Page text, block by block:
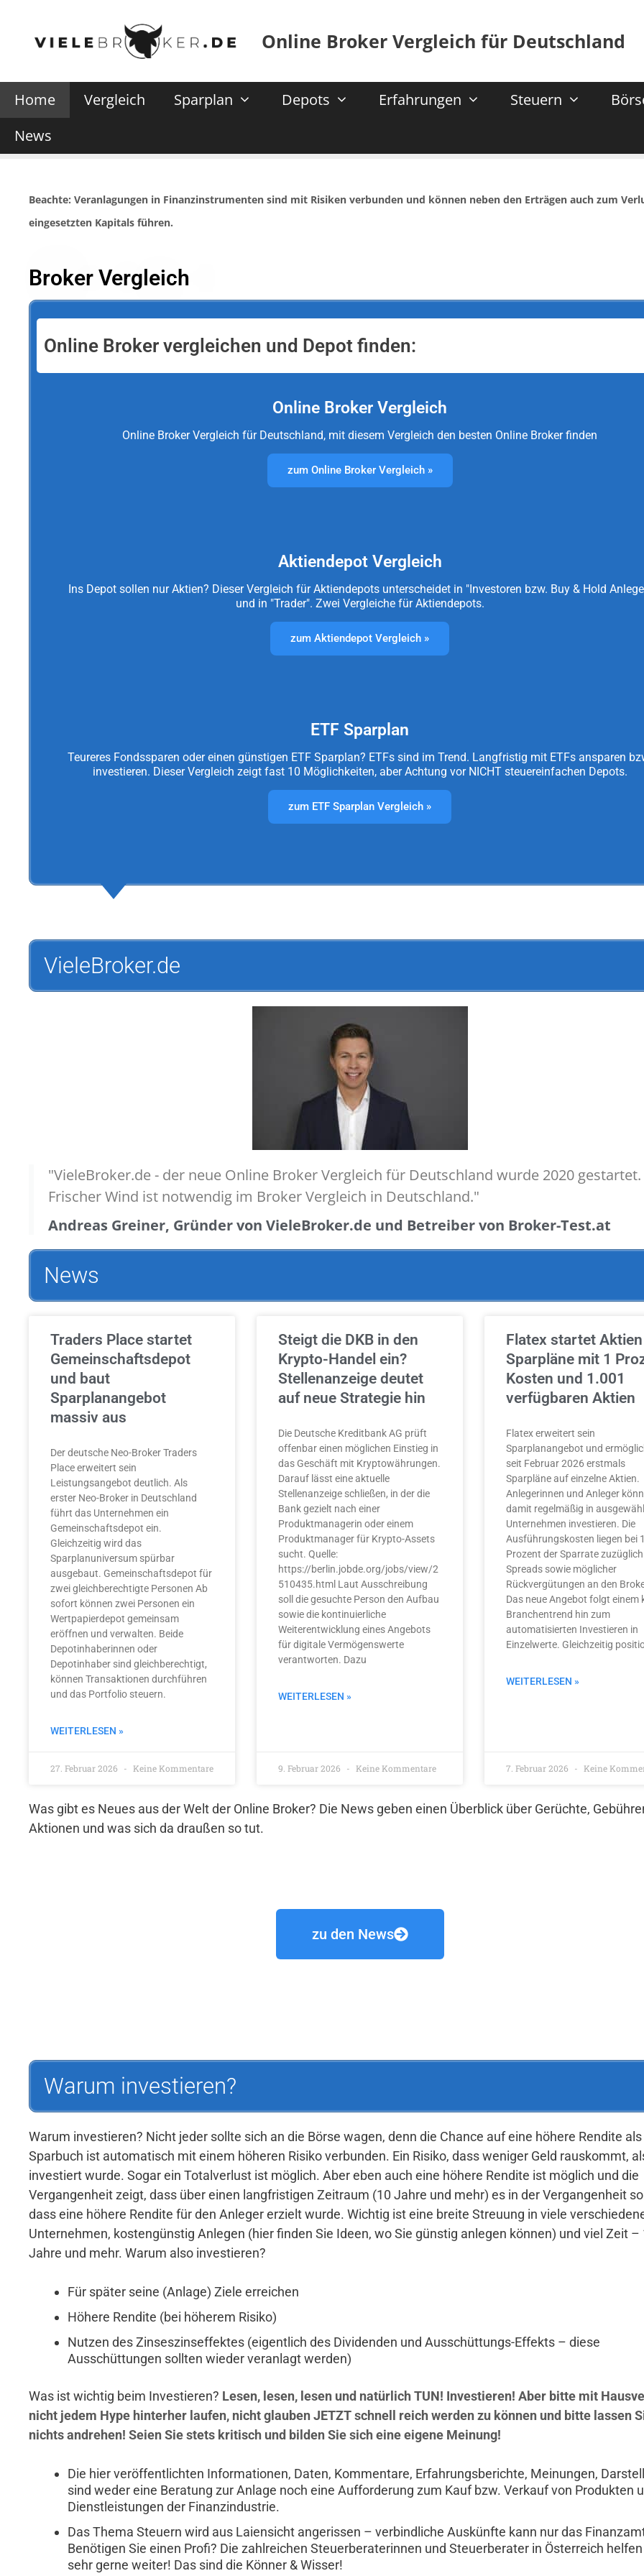
Online Broker Vergleich für Deutschland
Home Vergleich Sparplan Depots Erfahrungen Steuern
News
Beachte: Veranlagungen in Finanzinstrumenten sind mit Risiken verbunden und können neben den Erträgen auch zum
eingesetzten Kapitals führen.
Broker Vergleich
Online Broker vergleichen und Depot finden:
Online Broker Vergleich
Online Broker Vergleich für Deutschland, mit diesem Vergleich den besten Online Broker finden
zum Online Broker Vergleich »
Aktiendepot Vergleich
Ins Depot sollen nur Aktien? Dieser Vergleich für Aktiendepots unterscheidet in "Investoren bzw. Buy & Hold
und in "Trader". Zwei Vergleiche für Aktiendepots.
zum Aktiendepot Vergleich »
ETF Sparplan
Teureres Fondssparen oder einen günstigen ETF Sparplan? ETFs sind im Trend. Langfristig mit ETFs ansparen
investieren. Dieser Vergleich zeigt fast 10 Möglichkeiten, aber Achtung vor NICHT steuereinfachen Depots.
zum ETF Sparplan Vergleich »
VieleBroker.de
"VieleBroker.de - der neue Online Broker Vergleich für Deutschland wurde 2020 gestartet.
Frischer Wind ist notwendig im Broker Vergleich in Deutschland."
Andreas Greiner, Gründer von VieleBroker.de und Betreiber von Broker-Test.at
News
Traders Place startet
Gemeinschaftsdepot
und baut
Sparplanangebot
massiv aus
Der deutsche Neo-Broker Traders
Place erweitert sein
Leistungsangebot deutlich. Als
erster Neo-Broker in Deutschland
führt das Unternehmen ein
Gemeinschaftsdepot ein.
Gleichzeitig wird das
Sparplanuniversum spürbar
ausgebaut. Gemeinschaftsdepot für
zwei gleichberechtigte Personen Ab
sofort können zwei Personen ein
Wertpapierdepot gemeinsam
eröffnen und verwalten. Beide
Depotinhaberinnen oder
Depotinhaber sind gleichberechtigt,
können Transaktionen durchführen
und das Portfolio steuern.
WEITERLESEN »
27. Februar 2026 Keine Kommentare
Steigt die DKB in den
Krypto-Handel ein?
Stellenanzeige deutet
auf neue Strategie hin
Die Deutsche Kreditbank AG prüft
offenbar einen möglichen Einstieg in
das Geschäft mit Kryptowährungen.
Darauf lässt eine aktuelle
Stellenanzeige schließen, in der die
Bank gezielt nach einer
Produktmanagerin oder einem
Produktmanager für Krypto-Assets
sucht. Quelle:
https://berlin.jobde.org/jobs/view/2
510435.html Laut Ausschreibung
soll die gesuchte Person den Aufbau
sowie die kontinuierliche
Weiterentwicklung eines Angebots
für digitale Vermögenswerte
verantworten. Dazu
WEITERLESEN »
9. Februar 2026 Keine Kommentare
Flatex startet Aktien
Sparpläne mit 1
Kosten und 1.001
verfügbaren Aktien
Flatex erweitert sein
Sparplanangebot und
seit Februar 2026 erstmals
Sparpläne auf einzelne Aktien.
Anlegerinnen und Anleger
damit regelmäßig in
Unternehmen investieren. Die
Ausführungskosten liegen bei 1
Prozent der Sparrate zuzüglich
Spreads sowie möglicher
Rückvergütungen an den
Das neue Angebot folgt einem
Branchentrend hin zum
automatisierten Investieren in
Einzelwerte. Gleichzeitig
WEITERLESEN »
7. Februar 2026 Keine
Was gibt es Neues aus der Welt der Online Broker? Die News geben einen Überblick über Gerüchte,
Aktionen und was sich da draußen so tut.
zu den News
Warum investieren?
Warum investieren? Nicht jeder sollte sich an die Börse wagen, denn die Chance auf eine höhere Rendite
Sparbuch ist automatisch mit einem höheren Risiko verbunden. Ein Risiko, dass weniger Geld rauskommt,
investiert wurde. Sogar ein Totalverlust ist möglich. Aber eben auch eine höhere Rendite ist möglich und die
Vergangenheit zeigt, dass über einen langfristigen Zeitraum (10 Jahre und mehr) es in der Vergangenheit
dass eine höhere Rendite für den Anleger erzielt wurde. Wichtig ist eine breite Streuung in viele
Unternehmen, kostengünstig Anlegen (hier finden Sie Ideen, wo Sie günstig anlegen können) und viel Zeit –
Jahre und mehr. Warum also investieren?
Für später seine (Anlage) Ziele erreichen
Höhere Rendite (bei höherem Risiko)
Nutzen des Zinseszinseffektes (eigentlich des Dividenden und Ausschüttungs-Effekts – diese
Ausschüttungen sollten wieder veranlagt werden)
Was ist wichtig beim Investieren? Lesen, lesen, lesen und natürlich TUN! Investieren! Aber bitte mit
nicht jedem Hype hinterher laufen, nicht glauben JETZT schnell reich werden zu können und bitte lassen
nichts andrehen! Seien Sie stets kritisch und bilden Sie sich eine eigene Meinung!
Die hier veröffentlichten Informationen, Daten, Kommentare, Erfahrungsberichte, Meinungen,
sind weder eine Beratung zur Anlage noch eine Aufforderung zum Kauf bzw. Verkauf von Produkten
Dienstleistungen der Finanzindustrie.
Das Thema Steuern wird aus Laiensicht angerissen – verbindliche Auskünfte kann nur das
Benötigen Sie einen Profi? Die zahlreichen Steuerberaterinnen und Steuerberater in Österreich
sehr gerne weiter! Das sind die Könner & Wisser!